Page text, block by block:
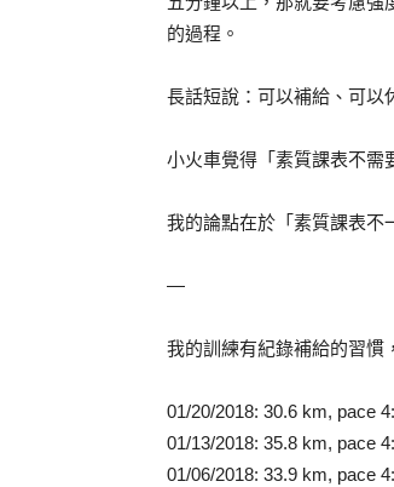
的過程。
長話短說：可以補給、可以
小火車覺得「素質課表不需
我的論點在於「素質課表不
—
我的訓練有紀錄補給的習慣
01/20/2018: 30.6 km, pace
01/13/2018: 35.8 km, pace
01/06/2018: 33.9 km, pace